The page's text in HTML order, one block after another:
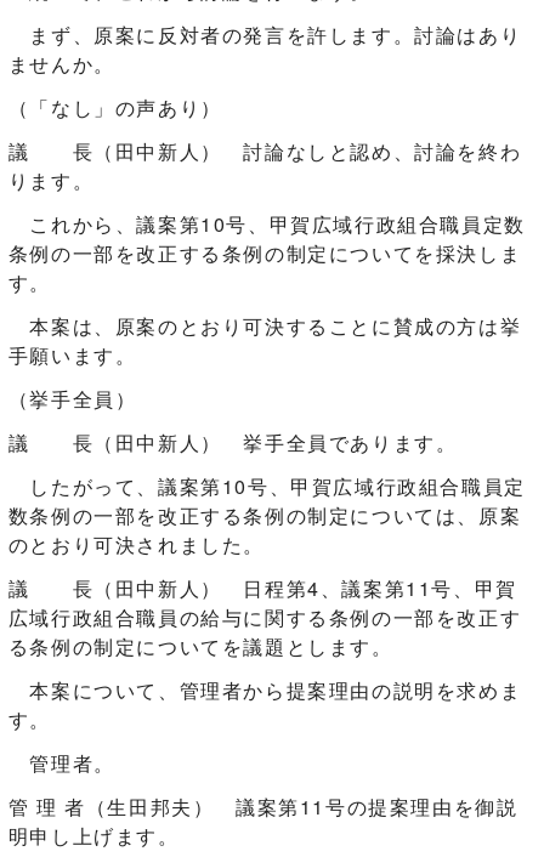
まず、原案に反対者の発言を許します。討論はあり
ませんか。
（「なし」の声あり）
議 長（田中新人） 討論なしと認め、討論を終わ
ります。
これから、議案第10号、甲賀広域行政組合職員定数
条例の一部を改正する条例の制定についてを採決しま
す。
本案は、原案のとおり可決することに賛成の方は挙
手願います。
（挙手全員）
議 長（田中新人） 挙手全員であります。
したがって、議案第10号、甲賀広域行政組合職員定
数条例の一部を改正する条例の制定については、原案
のとおり可決されました。
議 長（田中新人） 日程第4、議案第11号、甲賀
広域行政組合職員の給与に関する条例の一部を改正す
る条例の制定についてを議題とします。
本案について、管理者から提案理由の説明を求めま
す。
管理者。
管 理 者（生田邦夫） 議案第11号の提案理由を御説
明申し上げます。